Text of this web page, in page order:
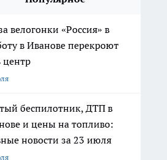
велогонки «Россия» в
в Иванове перекроют
центр
беспилотник, ДТП в
и цены на топливо:
новости за 23 июля